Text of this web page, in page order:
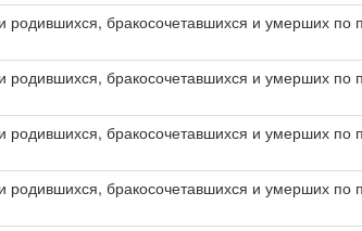
родившихся, бракосочетавшихся и умерших по
родившихся, бракосочетавшихся и умерших по
родившихся, бракосочетавшихся и умерших по
родившихся, бракосочетавшихся и умерших по